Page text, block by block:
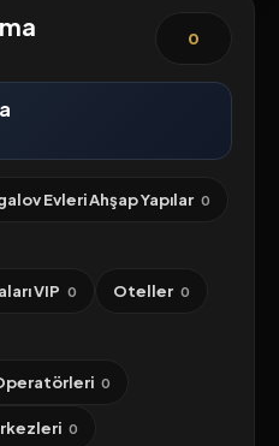
0
Evleri Ahşap Yapılar 0
VIP 0 Oteller 0
0
0